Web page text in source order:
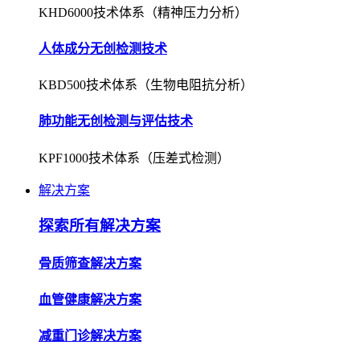
KHD6000技术体系（精神压力分析）
人体成分无创检测技术
KBD500技术体系（生物电阻抗分析）
肺功能无创检测与评估技术
KPF1000技术体系（压差式检测）
解决方案
探索所有解决方案
骨质筛查解决方案
血管健康解决方案
减重门诊解决方案